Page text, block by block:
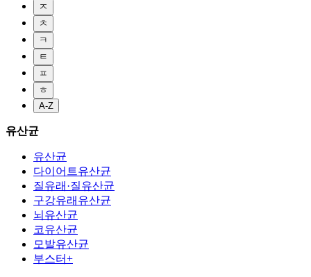
ㅈ
ㅊ
ㅋ
ㅌ
ㅍ
ㅎ
A-Z
유산균
유산균
다이어트유산균
질유래·질유산균
구강유래유산균
뇌유산균
코유산균
모발유산균
부스터+